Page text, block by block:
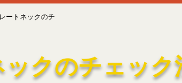
ートネックのチ
クのチェック